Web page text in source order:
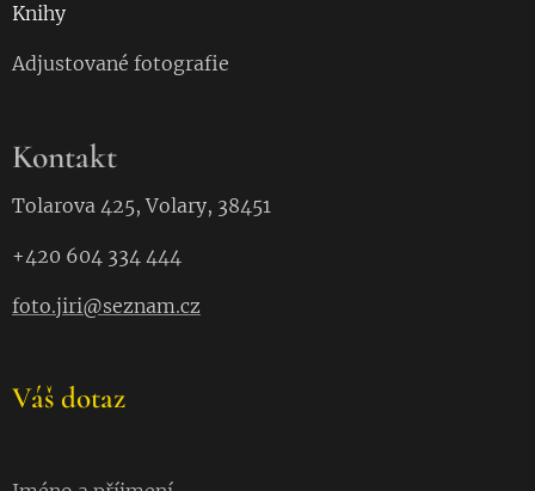
Knihy
Adjustované fotografie
Kontakt
Tolarova 425, Volary, 38451
+420 604 334 444
foto.jiri@seznam.cz
Váš dotaz